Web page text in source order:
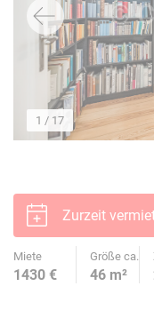
1 / 17
Zurzeit
Miete Größe ca.
1430 € 46 m²